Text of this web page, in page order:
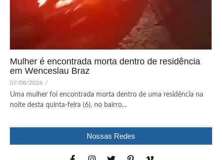
Mulher é encontrada morta dentro de residência
em Wenceslau Braz
07/08/2026 /
Uma mulher foi encontrada morta dentro de uma residência na
noite desta quinta-feira (6), no bairro...
Nossas Redes